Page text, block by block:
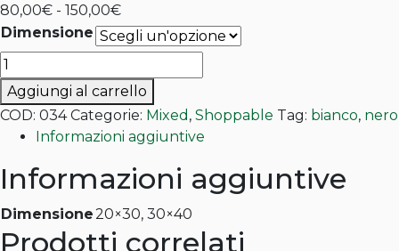
80,00€ - 150,00€Fascia
di
prezzo:
da
80,00€
a
150,00€
Dimensione
Alleanza
quantità
Aggiungi al carrello
COD: 034 Categorie: Mixed , Shoppable Tag: bianco, nero
Informazioni aggiuntive
Informazioni aggiuntive
Dimensione20×30, 30×40
Prodotti correlati